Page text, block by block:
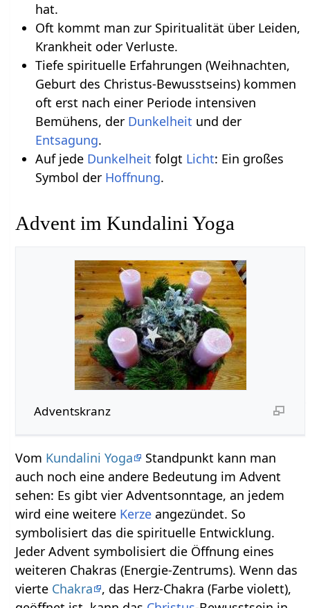
hat.
Oft kommt man zur Spiritualität über Leiden,
Krankheit oder Verluste.
Tiefe spirituelle Erfahrungen (Weihnachten,
Geburt des Christus-Bewusstseins) kommen
oft erst nach einer Periode intensiven
Bemühens, der Dunkelheit und der
Entsagung.
Auf jede Dunkelheit folgt Licht: Ein großes
Symbol der Hoffnung.
Advent im Kundalini Yoga
Adventskranz
Vom Kundalini Yoga
Standpunkt kann man
auch noch eine andere Bedeutung im Advent
sehen: Es gibt vier Adventsonntage, an jedem
wird eine weitere Kerze angezündet. So
symbolisiert das die spirituelle Entwicklung.
Jeder Advent symbolisiert die Öffnung eines
weiteren Chakras (Energie-Zentrums). Wenn das
vierte Chakra
, das Herz-Chakra (Farbe violett),